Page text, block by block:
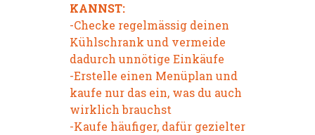
KANNST:
-Checke regelmässig deinen
Kühlschrank und vermeide
dadurch unnötige Einkäufe
-Erstelle einen Menüplan und
kaufe nur das ein, was du auch
wirklich brauchst
-Kaufe häufiger, dafür gezielter